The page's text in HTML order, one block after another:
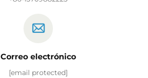
Correo electrónico
[email protected]